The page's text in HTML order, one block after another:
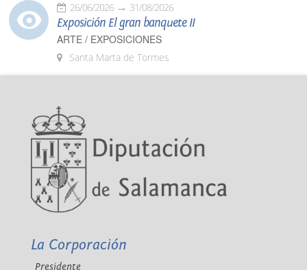
26/06/2026 31/08/2026
Exposición El gran banquete II
ARTE / EXPOSICIONES
Santa Marta de Tormes
La Corporación
Presidente